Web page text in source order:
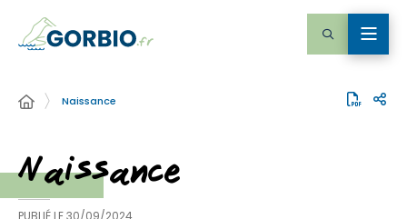
Naissance
Naissance
PUBLIÉ LE30/09/2024